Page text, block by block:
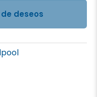
deseos